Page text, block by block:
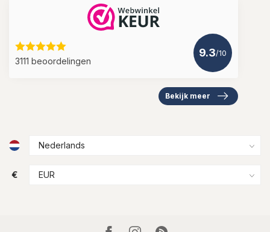
3111 beoordelingen
9.3/10
Bekijk meer
€